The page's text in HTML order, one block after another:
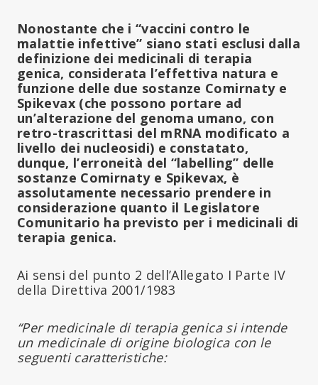
Nonostante che i “vaccini contro le
malattie infettive” siano stati esclusi dalla
definizione dei medicinali di terapia
genica, considerata l’effettiva natura e
funzione delle due sostanze Comirnaty e
Spikevax (che possono portare ad
un’alterazione del genoma umano, con
retro-trascrittasi del mRNA modificato a
livello dei nucleosidi) e constatato,
dunque, l’erroneità del “labelling” delle
sostanze Comirnaty e Spikevax, è
assolutamente necessario prendere in
considerazione quanto il Legislatore
Comunitario ha previsto per i medicinali di
terapia genica.
Ai sensi del punto 2 dell’Allegato I Parte IV
della Direttiva 2001/1983
“Per medicinale di terapia genica si intende
un medicinale di origine biologica con le
seguenti caratteristiche: